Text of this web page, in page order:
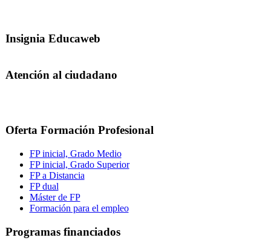
Insignia Educaweb
Atención al ciudadano
Oferta Formación Profesional
FP inicial, Grado Medio
FP inicial, Grado Superior
FP a Distancia
FP dual
Máster de FP
Formación para el empleo
Programas financiados